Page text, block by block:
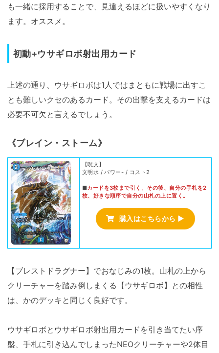
も一緒に採用することで、見違えるほどに扱いやすくなり
ます。オススメ。
初動+ウサギロボ射出用カード
上述の通り、ウサギロボは1人ではまともに戦場に出すこ
とも難しいクセのあるカード。その出撃を支えるカードは
必要不可欠と言えるでしょう。
《ブレイン・ストーム》
【呪文】
文明水 / パワー- / コスト2
■カードを3枚まで引く。その後、自分の手札を2
枚、好きな順序で自分の山札の上に置く。
購入はこちらから ▶
【ブレストドラグナー】でおなじみの1枚。山札の上から
クリーチャーを踏み倒しまくる【ウサギロボ】との相性
は、かのデッキと同じく良好です。
ウサギロボとウサギロボ射出用カードを引き当てたい序
盤、手札に引き込んでしまったNEOクリーチャーや2体目